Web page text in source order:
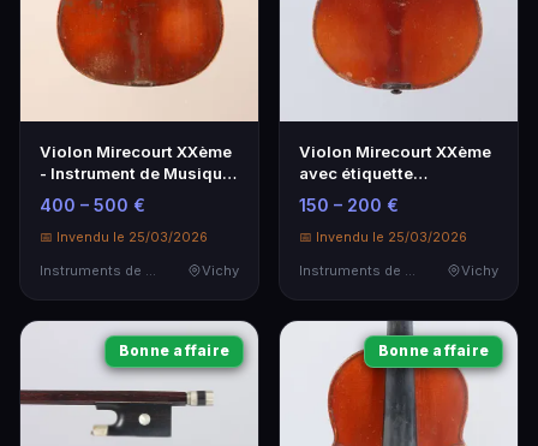
Violon Mirecourt XXème
- Instrument de Musique
avec Joint de Fond
Décollé
400 – 500 €
📅 Invendu le 25/03/2026
Vichy
Violon Mirecourt XXème
avec étiquette
apocryphe Stradivarius -
Instrument de musique
150 – 200 €
📅 Invendu le 25/03/2026
Vichy
Bonne affaire Bonne affaire